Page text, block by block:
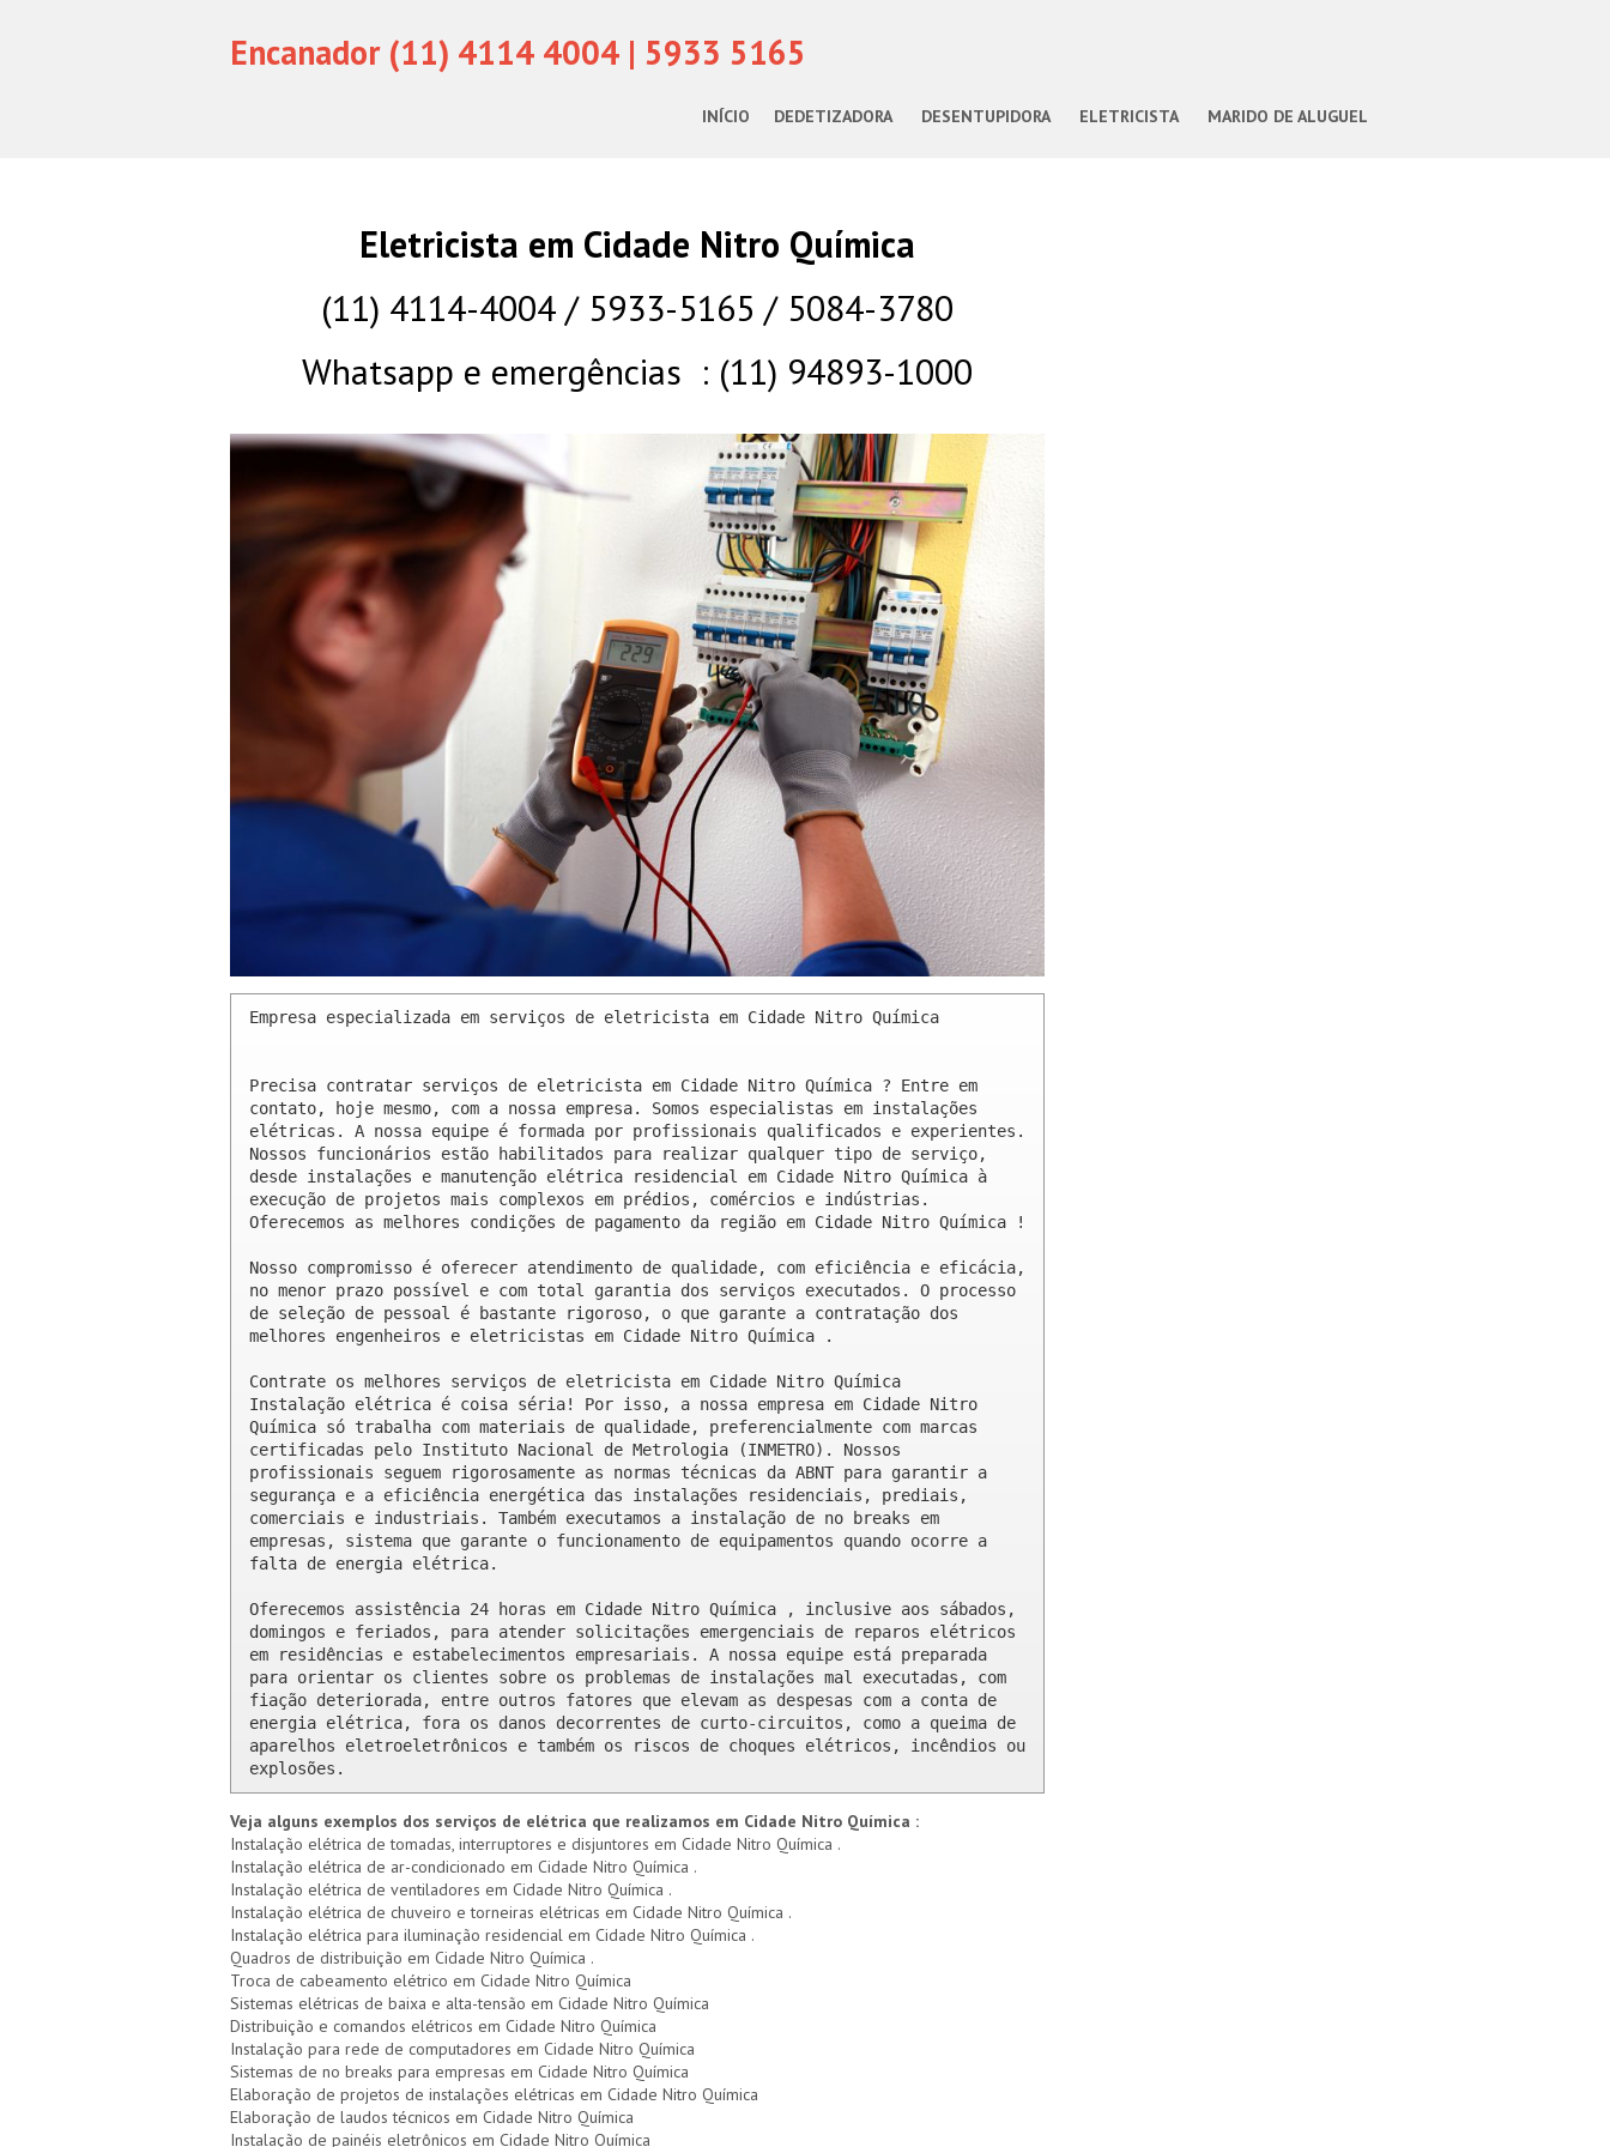
Encanador (11) 4114 4004 | 5933 5165
INÍCIO DEDETIZADORA DESENTUPIDORA ELETRICISTA MARIDO DE ALUGUEL
Eletricista em Cidade Nitro Química
(11) 4114-4004 / 5933-5165 / 5084-3780
Whatsapp e emergências : (11) 94893-1000
Empresa especializada em serviços de eletricista em Cidade Nitro Química
Precisa contratar serviços de eletricista em Cidade Nitro Química ? Entre em
contato, hoje mesmo, com a nossa empresa. Somos especialistas em instalações
elétricas. A nossa equipe é formada por profissionais qualificados e experientes.
Nossos funcionários estão habilitados para realizar qualquer tipo de serviço,
desde instalações e manutenção elétrica residencial em Cidade Nitro Química à
execução de projetos mais complexos em prédios, comércios e indústrias.
Oferecemos as melhores condições de pagamento da região em Cidade Nitro Química !
Nosso compromisso é oferecer atendimento de qualidade, com eficiência e eficácia,
no menor prazo possível e com total garantia dos serviços executados. O processo
de seleção de pessoal é bastante rigoroso, o que garante a contratação dos
melhores engenheiros e eletricistas em Cidade Nitro Química .
Contrate os melhores serviços de eletricista em Cidade Nitro Química
Instalação elétrica é coisa séria! Por isso, a nossa empresa em Cidade Nitro
Química só trabalha com materiais de qualidade, preferencialmente com marcas
certificadas pelo Instituto Nacional de Metrologia (INMETRO). Nossos
profissionais seguem rigorosamente as normas técnicas da ABNT para garantir a
segurança e a eficiência energética das instalações residenciais, prediais,
comerciais e industriais. Também executamos a instalação de no breaks em
empresas, sistema que garante o funcionamento de equipamentos quando ocorre a
falta de energia elétrica.
Oferecemos assistência 24 horas em Cidade Nitro Química , inclusive aos sábados,
domingos e feriados, para atender solicitações emergenciais de reparos elétricos
em residências e estabelecimentos empresariais. A nossa equipe está preparada
para orientar os clientes sobre os problemas de instalações mal executadas, com
fiação deteriorada, entre outros fatores que elevam as despesas com a conta de
energia elétrica, fora os danos decorrentes de curto-circuitos, como a queima de
aparelhos eletroeletrônicos e também os riscos de choques elétricos, incêndios ou
explosões.
Veja alguns exemplos dos serviços de elétrica que realizamos em Cidade Nitro Química :
Instalação elétrica de tomadas, interruptores e disjuntores em Cidade Nitro Química .
Instalação elétrica de ar-condicionado em Cidade Nitro Química .
Instalação elétrica de ventiladores em Cidade Nitro Química .
Instalação elétrica de chuveiro e torneiras elétricas em Cidade Nitro Química .
Instalação elétrica para iluminação residencial em Cidade Nitro Química .
Quadros de distribuição em Cidade Nitro Química .
Troca de cabeamento elétrico em Cidade Nitro Química
Sistemas elétricas de baixa e alta-tensão em Cidade Nitro Química
Distribuição e comandos elétricos em Cidade Nitro Química
Instalação para rede de computadores em Cidade Nitro Química
Sistemas de no breaks para empresas em Cidade Nitro Química
Elaboração de projetos de instalações elétricas em Cidade Nitro Química
Elaboração de laudos técnicos em Cidade Nitro Química
Instalação de painéis eletrônicos em Cidade Nitro Química